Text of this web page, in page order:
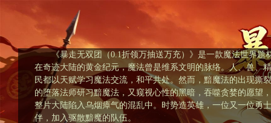
《暴走无双团（0.1折领万抽送万充）》是一款魔法世界题
在奇迹大陆的黄金纪元，魔法曾是维系文明的脉络。人、兽、
民都以天赋学习魔法交流，和平共处。然而，黯魔法的出现
的堕落法师研习黯魔法，又窥视心性的黑暗，吞噬贪婪的愿望
整片大陆陷入乌烟瘴气的混乱中。时势造英雄，一位又一位勇
伴，加入驱散黯魔的队伍。